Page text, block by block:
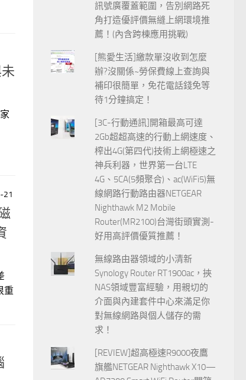
21
重
訊號廣覆蓋範圍，告別網路死
角打造優評價無縫上網環境推
薦！(內含跨棟應用挑戰)
[熊愛生活]繳款單沒收到怎麼
辦?沒關係~勞保費線上查詢與
補印很簡單，免花電話錢免等
待1分鐘搞定！
[3C-行動通訊]開箱最高可達
2Gb超超高速的行動上網速度、
榨出4G(第四代)技術上網極速之
神兵利器，世界第一台LTE
4G、5CA(5頻聚合)、ac(WiFi5)無
線網路行動路由器NETGEAR
Nighthawk M2 Mobile
Router(MR2100)台灣街頭實測-
好用高評價優質推薦！
無線路由器領域的小清新
Synology Router RT1900ac，挾
NAS領域豐富經驗，用親切的
介面與內建套件中心來滿足你
對無線網路與個人儲存的需
求！
[REVIEW]超高極速R9000夜鷹
旗艦NETGEAR Nighthawk X10—